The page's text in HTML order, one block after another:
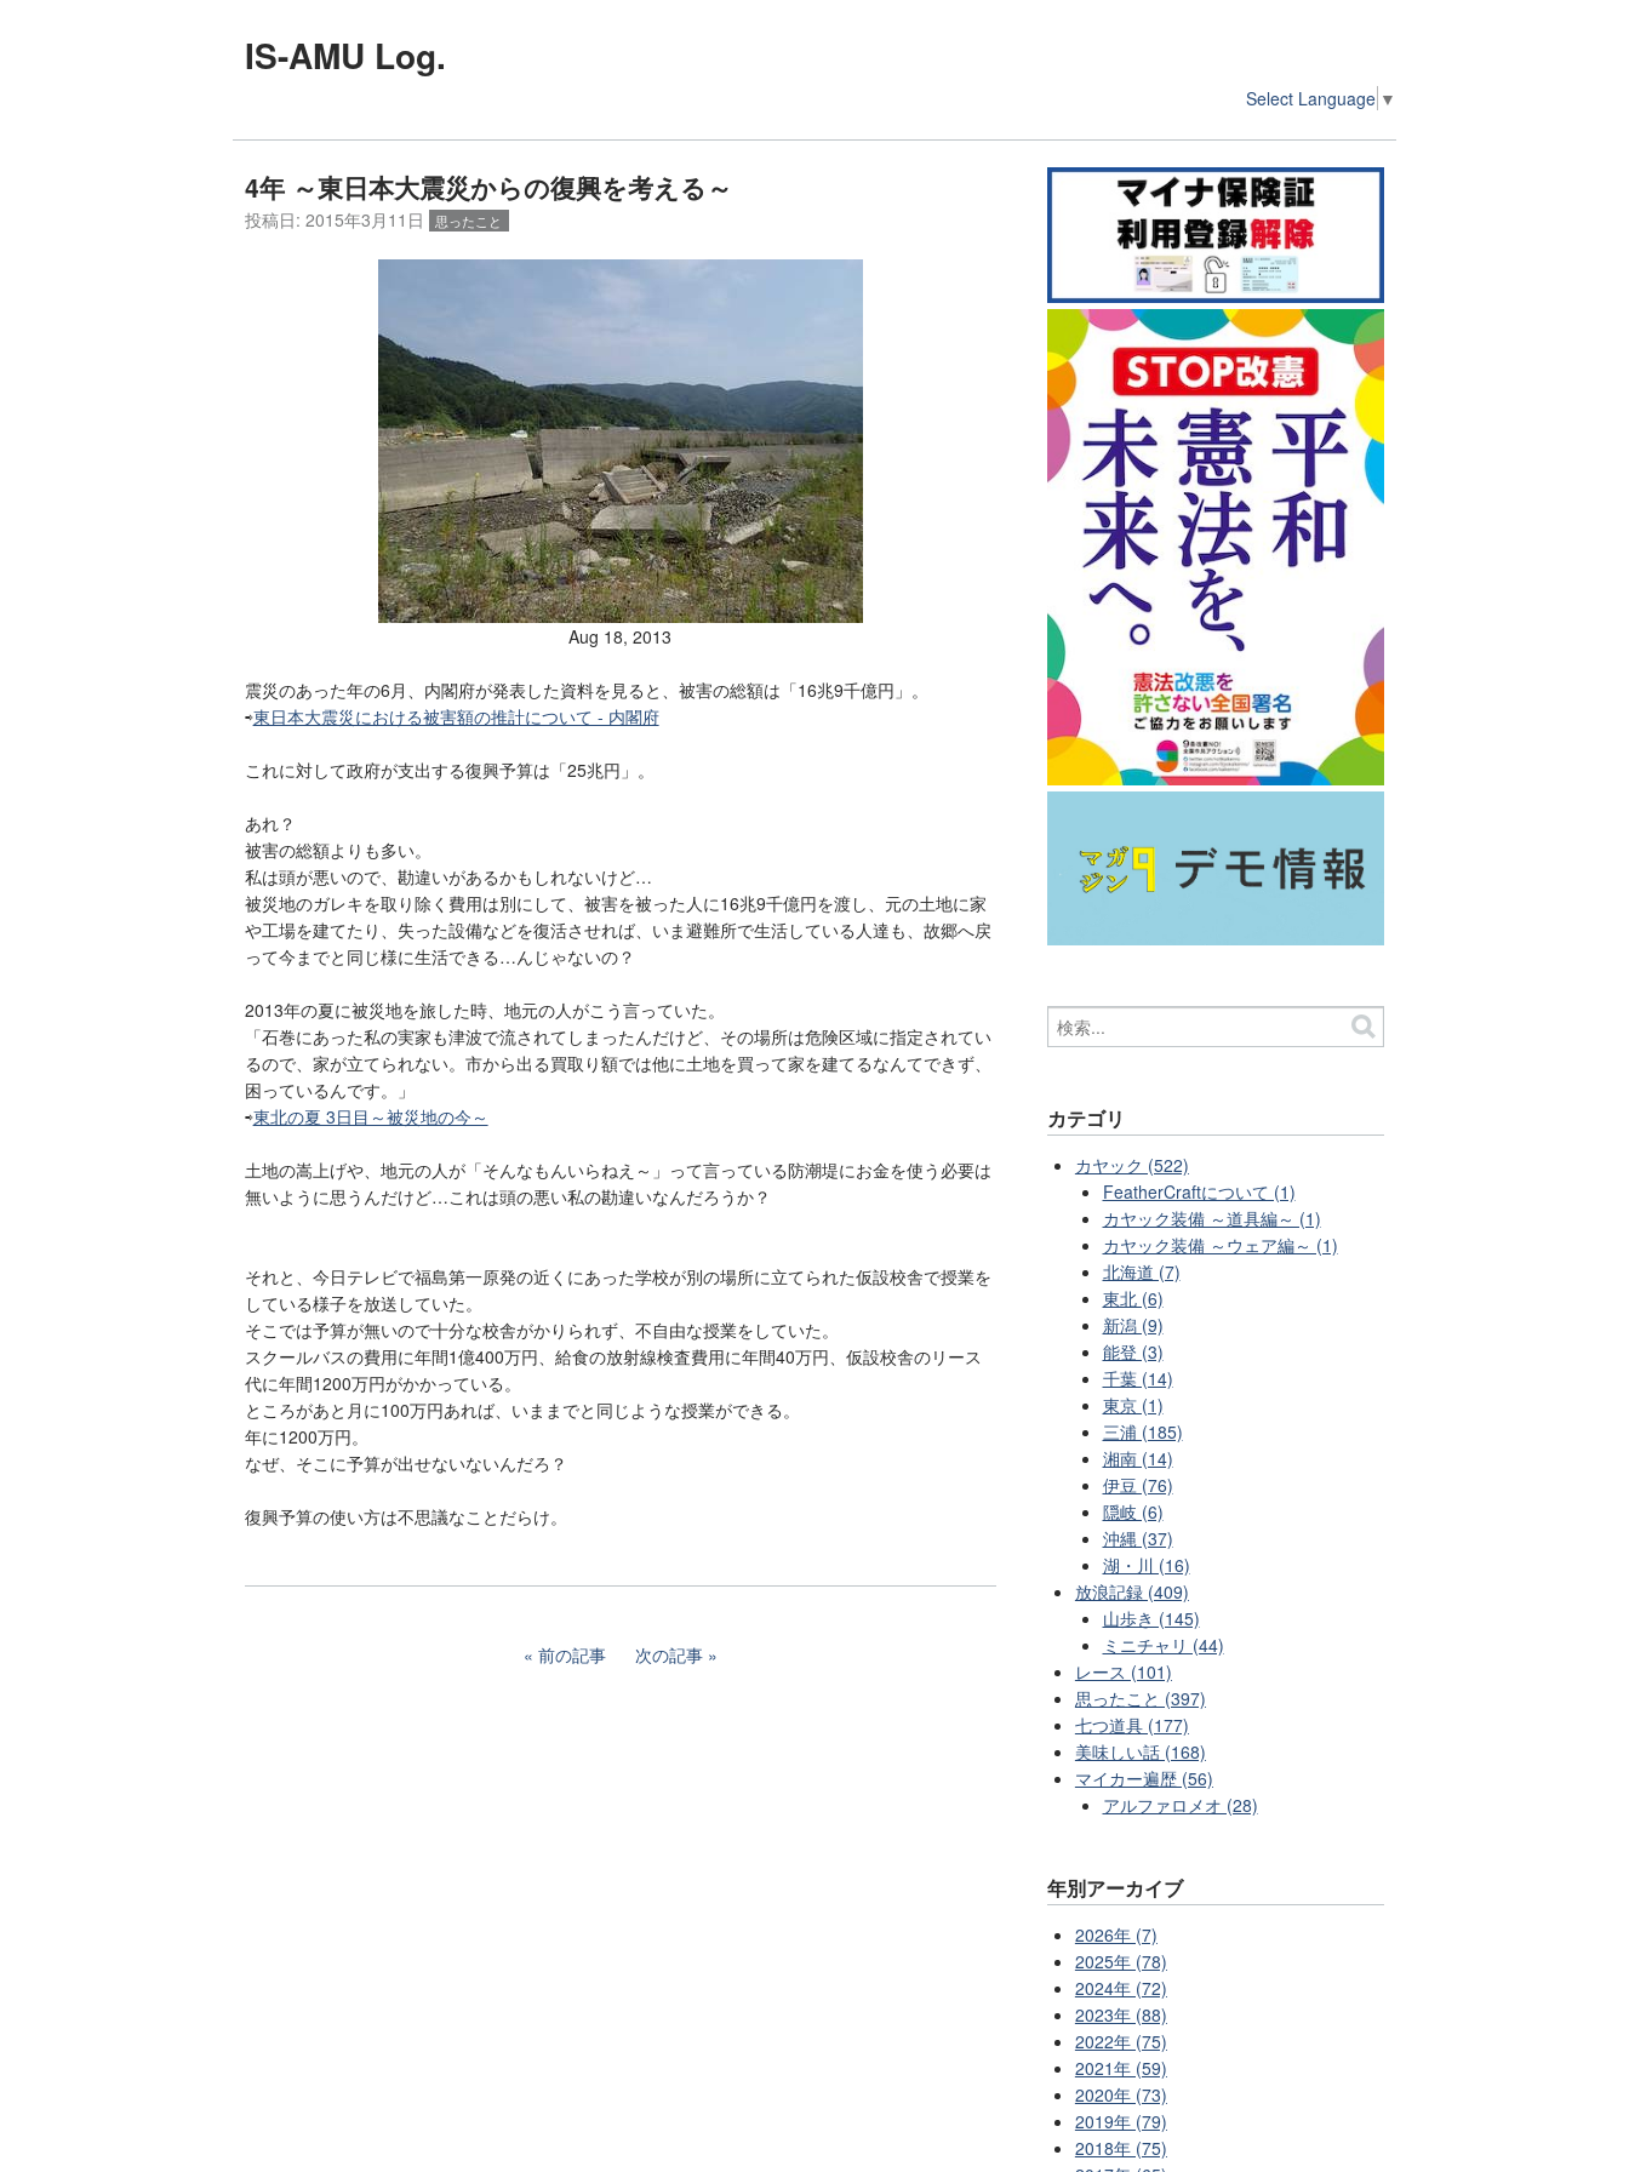
IS-AMU Log.
Select Language ▼
4年 ～東日本大震災からの復興を考える～
投稿日: 2015年3月11日 思ったこと
Aug 18, 2013
震災のあった年の6月、内閣府が発表した資料を見ると、被害の総額は「16兆9千億円」。
⇨東日本大震災における被害額の推計について - 内閣府
これに対して政府が支出する復興予算は「25兆円」。
あれ？
被害の総額よりも多い。
私は頭が悪いので、勘違いがあるかもしれないけど…
被災地のガレキを取り除く費用は別にして、被害を被った人に16兆9千億円を渡し、元の土地に家
や工場を建てたり、失った設備などを復活させれば、いま避難所で生活している人達も、故郷へ戻
って今までと同じ様に生活できる…んじゃないの？
2013年の夏に被災地を旅した時、地元の人がこう言っていた。
「石巻にあった私の実家も津波で流されてしまったんだけど、その場所は危険区域に指定されてい
るので、家が立てられない。市から出る買取り額では他に土地を買って家を建てるなんてできず、
困っているんです。」
⇨東北の夏 3日目～被災地の今～
土地の嵩上げや、地元の人が「そんなもんいらねえ～」って言っている防潮堤にお金を使う必要は
無いように思うんだけど…これは頭の悪い私の勘違いなんだろうか？
それと、今日テレビで福島第一原発の近くにあった学校が別の場所に立てられた仮設校舎で授業を
している様子を放送していた。
そこでは予算が無いので十分な校舎がかりられず、不自由な授業をしていた。
スクールバスの費用に年間1億400万円、給食の放射線検査費用に年間40万円、仮設校舎のリース
代に年間1200万円がかかっている。
ところがあと月に100万円あれば、いままでと同じような授業ができる。
年に1200万円。
なぜ、そこに予算が出せないないんだろ？
復興予算の使い方は不思議なことだらけ。
前の記事 次の記事
カテゴリ
カヤック (522)
FeatherCraftについて (1)
カヤック装備 ～道具編～ (1)
カヤック装備 ～ウェア編～ (1)
北海道 (7)
東北 (6)
新潟 (9)
能登 (3)
千葉 (14)
東京 (1)
三浦 (185)
湘南 (14)
伊豆 (76)
隠岐 (6)
沖縄 (37)
湖・川 (16)
放浪記録 (409)
山歩き (145)
ミニチャリ (44)
レース (101)
思ったこと (397)
七つ道具 (177)
美味しい話 (168)
マイカー遍歴 (56)
アルファロメオ (28)
年別アーカイブ
2026年 (7)
2025年 (78)
2024年 (72)
2023年 (88)
2022年 (75)
2021年 (59)
2020年 (73)
2019年 (79)
2018年 (75)